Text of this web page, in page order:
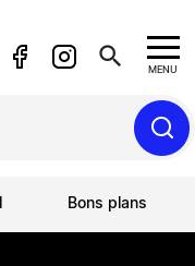
search MENU
Bons plans